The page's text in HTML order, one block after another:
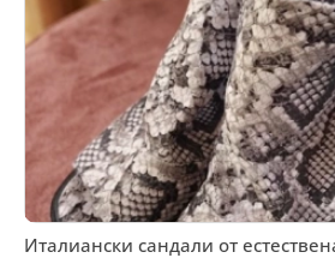
Италиански сандали от